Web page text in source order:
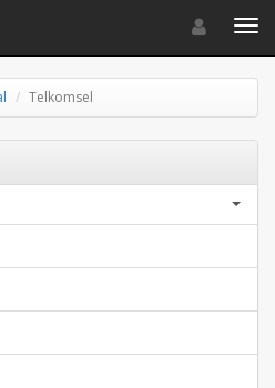
Toggle
Telkomsel